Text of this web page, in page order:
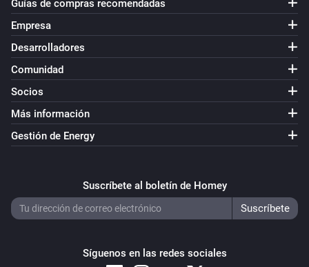
Guías de compras recomendadas
Empresa
Desarrolladores
Comunidad
Socios
Más información
Gestión de Energy
Suscríbete al boletín de Homey
Síguenos en las redes sociales